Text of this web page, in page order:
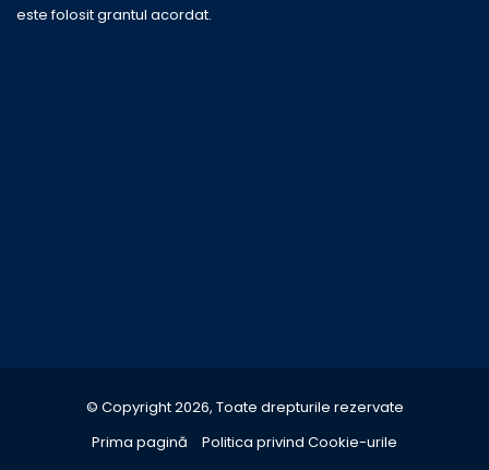
este folosit grantul acordat.
© Copyright 2026, Toate drepturile rezervate
Prima pagină
Politica privind Cookie-urile